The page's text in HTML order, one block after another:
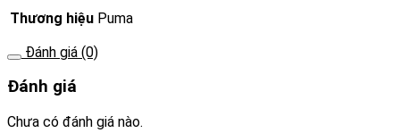
Thương hiệu Puma
Đánh giá (0)
Đánh giá
Chưa có đánh giá nào.